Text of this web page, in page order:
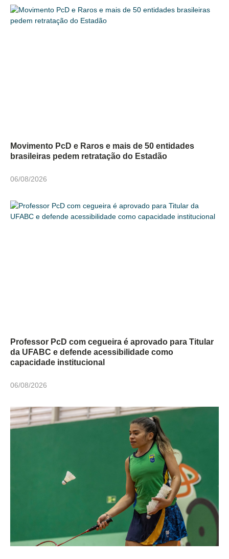
Movimento PcD e Raros e mais de 50 entidades
brasileiras pedem retratação do Estadão
06/08/2026
Professor PcD com cegueira é aprovado para Titular
da UFABC e defende acessibilidade como
capacidade institucional
06/08/2026